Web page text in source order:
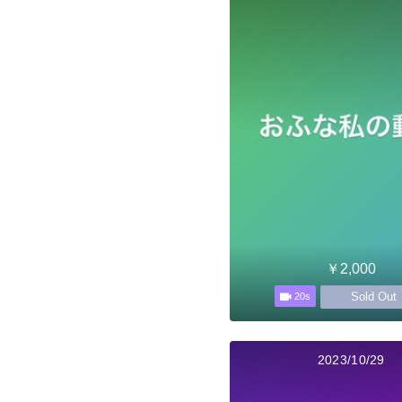
￥2,000
20s Sold Out
2023/10/29